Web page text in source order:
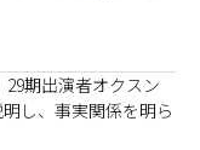
29期出演者オクスン
し、事実関係を明ら